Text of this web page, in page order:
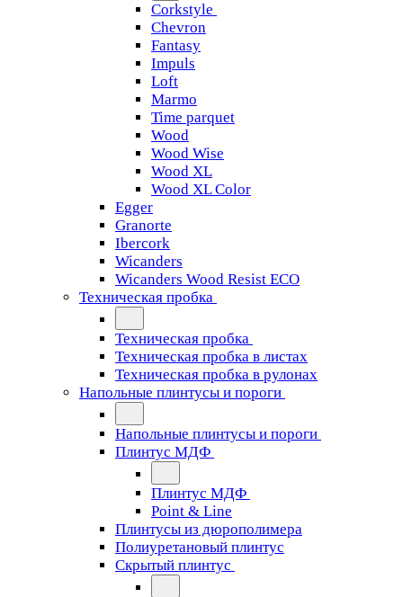
Corkstyle
Chevron
Fantasy
Impuls
Loft
Marmo
Time parquet
Wood
Wood Wise
Wood XL
Wood XL Color
Egger
Granorte
Ibercork
Wicanders
Wicanders Wood Resist ECO
Техническая пробка
Техническая пробка
Техническая пробка в листах
Техническая пробка в рулонах
Напольные плинтусы и пороги
Напольные плинтусы и пороги
Плинтус МДФ
Плинтус МДФ
Point & Line
Плинтусы из дюрополимера
Полиуретановый плинтус
Скрытый плинтус